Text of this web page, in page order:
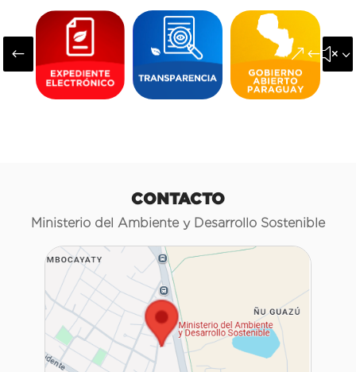
#
CONTACTO
Ministerio del Ambiente y Desarrollo Sostenible